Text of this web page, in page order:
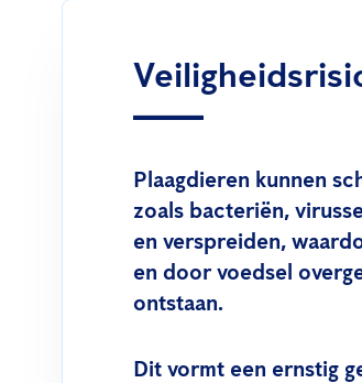
Plaagdieren kunnen
zoals bacteriën,
en verspreiden,
en door voedsel
ontstaan.
Dit vormt een ernstig